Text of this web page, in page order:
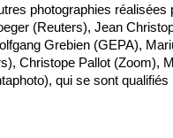
photographies réalisées
(Reuters), Jean
Grebien (GEPA),
Christope Pallot (Zoom),
qui se sont qualifiés